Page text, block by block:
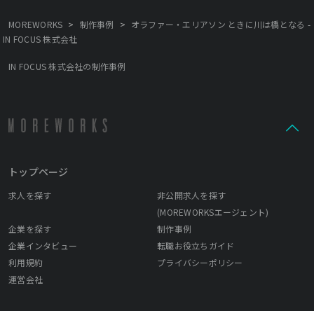
ラリーとしても運営をしており年間を通じて多くのクリエイター
がレジデント制作やエキシビジョンを行なっています。 2022年IN
ためにも、フレッシュでクリエイティブな価値観を共有できる仲
MOREWORKS > 制作事例 > オラファー・エリアソン ときに川は橋となる -
IN FOCUS 株式会社
IN FOCUS 株式会社の制作事例
トップページ
求人を探す
非公開求人を探す
(MOREWORKSエージェント)
企業を探す
制作事例
企業インタビュー
転職お役立ちガイド
利用規約
プライバシーポリシー
運営会社